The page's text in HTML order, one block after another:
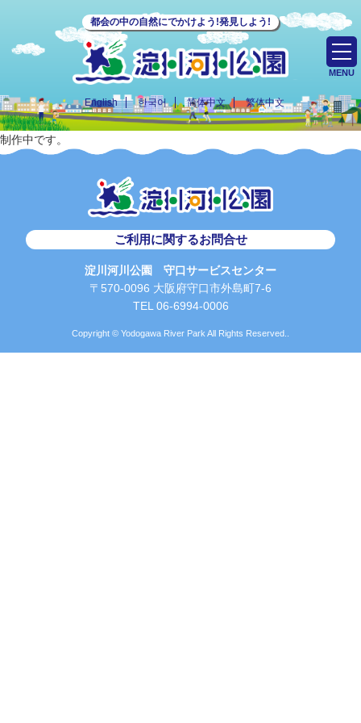
都会の中の自然にでかけよう!発見しよう!
English 한국어 简体中文 繁体中文
MENU
制作中です。
ご利用に関するお問合せ
淀川河川公園 守口サービスセンター
〒570-0096 大阪府守口市外島町7-6
TEL 06-6994-0006
Copyright © Yodogawa River Park All Rights Reserved..